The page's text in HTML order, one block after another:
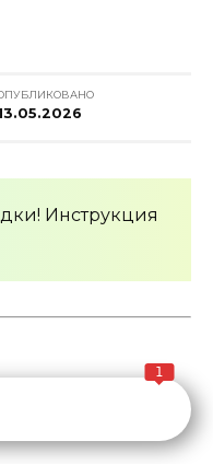
Инструкция
1